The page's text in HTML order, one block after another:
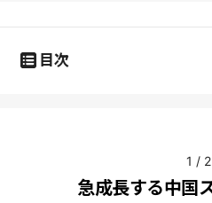
目次
1 / 2
急成長する中国